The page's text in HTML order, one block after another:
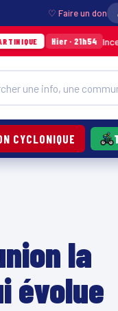
♡ Faire un don
· 21h54 Incendie à
CYCLONIQUE
la
évolue